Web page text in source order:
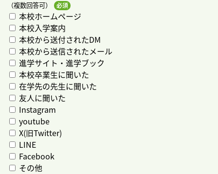
（複数回答可）
本校ホームページ
本校入学案内
本校から送付されたDM
本校から送信されたメール
進学サイト・進学ブック
本校卒業生に聞いた
在学先の先生に聞いた
友人に聞いた
Instagram
youtube
X(旧Twitter)
LINE
Facebook
その他